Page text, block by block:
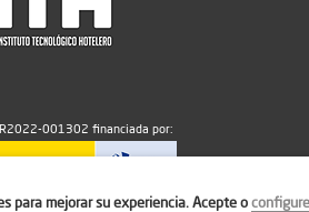
001302 financiada por:
para mejorar su experiencia. Acepte oconfigure